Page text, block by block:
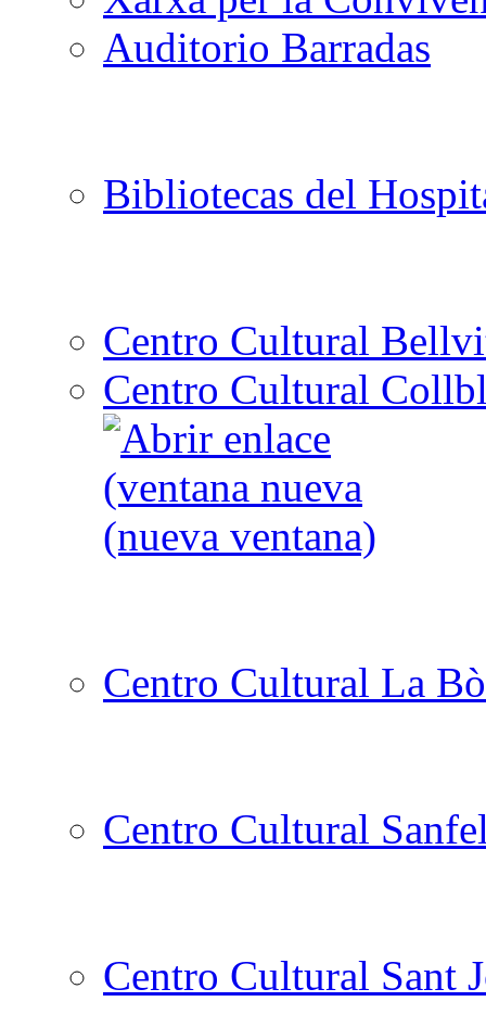
Auditorio Barradas
Bibliotecas del
Centro Cultural
Centro Cultural
Centro Cultural La
Centro Cultural
Centro Cultural Sant